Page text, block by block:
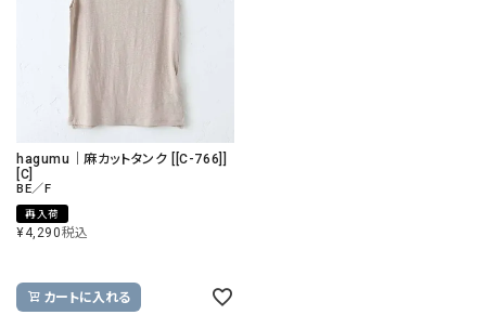
hagumu｜麻カットタンク [[C-766]]
[C]
BE／F
再入荷
¥4,290税込
カートに入れる